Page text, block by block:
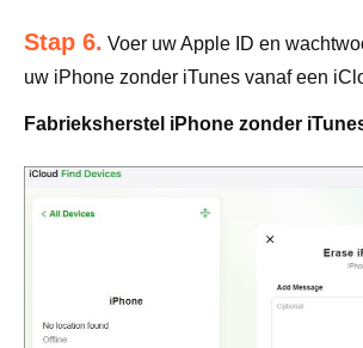
Stap 6. Voer uw Apple ID en
uw iPhone zonder iTunes vanaf een
Fabrieksherstel iPhone zonder